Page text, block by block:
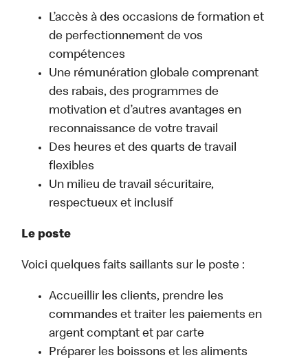
L’accès à des occasions de formation et
de perfectionnement de vos
compétences
Une rémunération globale comprenant
des rabais, des programmes de
motivation et d’autres avantages en
reconnaissance de votre travail
Des heures et des quarts de travail
flexibles
Un milieu de travail sécuritaire,
respectueux et inclusif
Le poste
Voici quelques faits saillants sur le poste :
Accueillir les clients, prendre les
commandes et traiter les paiements en
argent comptant et par carte
Préparer les boissons et les aliments